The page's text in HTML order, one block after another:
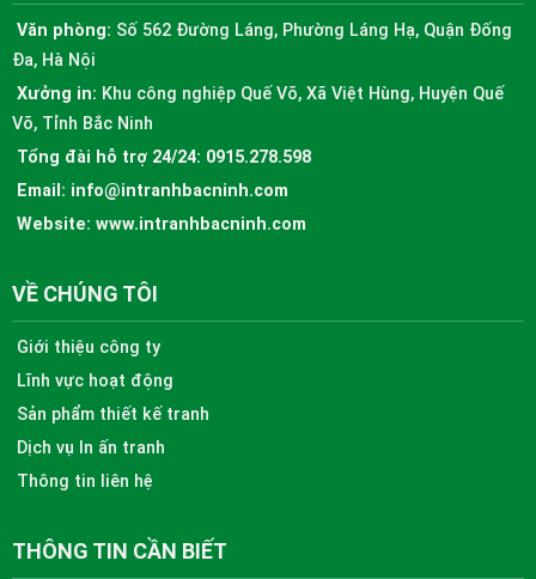
Văn phòng: Số 562 Đường Láng, Phường Láng Hạ, Quận Đống
Đa, Hà Nội
Xưởng in: Khu công nghiệp Quế Võ, Xã Việt Hùng, Huyện Quế
Võ, Tỉnh Bắc Ninh
Tổng đài hỗ trợ 24/24: 0915.278.598
Email: info@intranhbacninh.com
Website: www.intranhbacninh.com
VỀ CHÚNG TÔI
Giới thiệu công ty
Lĩnh vực hoạt động
Sản phẩm thiết kế tranh
Dịch vụ In ấn tranh
Thông tin liên hệ
THÔNG TIN CẦN BIẾT